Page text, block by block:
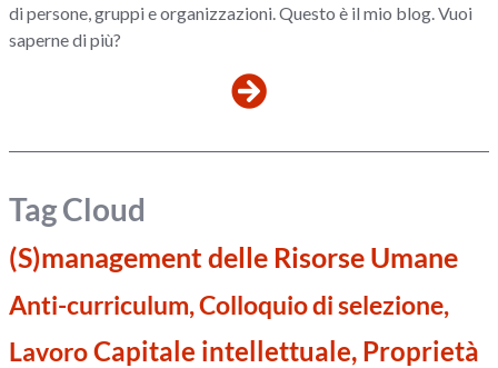
di persone, gruppi e organizzazioni. Questo è il mio blog. Vuoi
saperne di più?
Tag Cloud
(S)management delle Risorse Umane
Anti-curriculum, Colloquio di selezione,
LavoroCapitale intellettuale, Proprietà